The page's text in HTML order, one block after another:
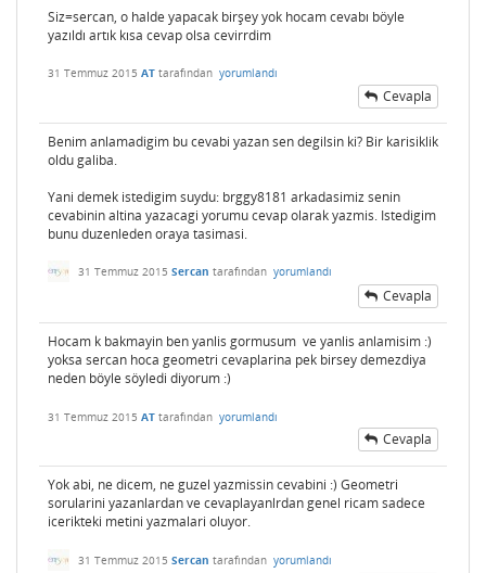
Siz=sercan, o halde yapacak birşey yok hocam cevabı böyle
yazıldı artık kısa cevap olsa cevirrdim
31 Temmuz 2015 AT tarafından yorumlandı
Cevapla
Benim anlamadigim bu cevabi yazan sen degilsin ki? Bir karisiklik
oldu galiba.
Yani demek istedigim suydu: brggy8181 arkadasimiz senin
cevabinin altina yazacagi yorumu cevap olarak yazmis. Istedigim
bunu duzenleden oraya tasimasi.
31 Temmuz 2015 Sercan tarafından yorumlandı
Cevapla
Hocam k bakmayin ben yanlis gormusum ve yanlis anlamisim :)
yoksa sercan hoca geometri cevaplarina pek birsey demezdiya
neden böyle söyledi diyorum :)
31 Temmuz 2015 AT tarafından yorumlandı
Cevapla
Yok abi, ne dicem, ne guzel yazmissin cevabini :) Geometri
sorularini yazanlardan ve cevaplayanlrdan genel ricam sadece
icerikteki metini yazmalari oluyor.
31 Temmuz 2015 Sercan tarafından yorumlandı